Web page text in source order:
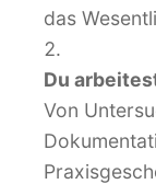
das
Du
Von